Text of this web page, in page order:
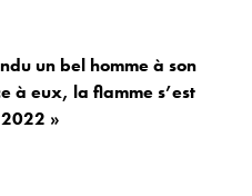
un bel homme à son
à eux, la flamme s’est
»